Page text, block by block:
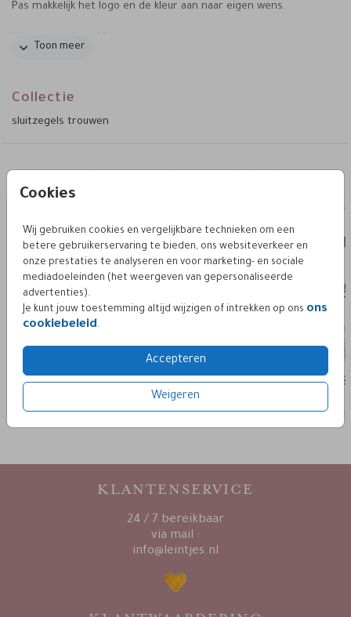
Cookies
Wij gebruiken cookies en vergelijkbare technieken om een
betere gebruikerservaring te bieden, ons websiteverkeer en
onze prestaties te analyseren en voor marketing- en sociale
mediadoeleinden (het weergeven van gepersonaliseerde
advertenties).
Je kunt jouw toestemming altijd wijzigen of intrekken op ons ons
cookiebeleid.
Accepteren
Weigeren
Pas makkelijk het logo en de kleur aan naar eigen wens.
25 stuks op 1 vel 35mm
Toon meer
Collectie
sluitzegels trouwen
Deze vind je misschien ook leuk
KLANTENSERVICE
24 / 7 bereikbaar
via mail :
info@leintjes.nl